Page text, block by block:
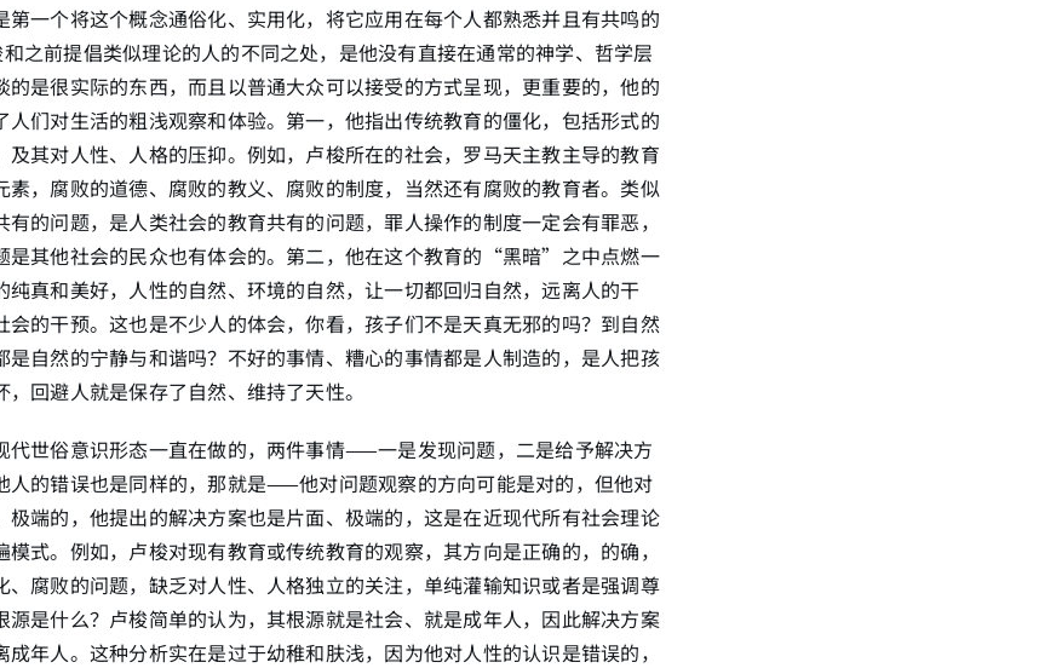
第一个将这个概念通俗化、实用化，将它应用在每个人都熟悉并且有共鸣的
之前提倡类似理论的人的不同之处，是他没有直接在通常的神学、哲学层
的是很实际的东西，而且以普通大众可以接受的方式呈现，更重要的，他的
人们对生活的粗浅观察和体验。第一，他指出传统教育的僵化，包括形式的
及其对人性、人格的压抑。例如，卢梭所在的社会，罗马天主教主导的教育
素，腐败的道德、腐败的教义、腐败的制度，当然还有腐败的教育者。类似
有的问题，是人类社会的教育共有的问题，罪人操作的制度一定会有罪恶，
是其他社会的民众也有体会的。第二，他在这个教育的“黑暗”之中点燃一
纯真和美好，人性的自然、环境的自然，让一切都回归自然，远离人的干
会的干预。这也是不少人的体会，你看，孩子们不是天真无邪的吗？到自然
是自然的宁静与和谐吗？不好的事情、糟心的事情都是人制造的，是人把孩
回避人就是保存了自然、维持了天性。
代世俗意识形态一直在做的，两件事情——一是发现问题，二是给予解决方
人的错误也是同样的，那就是——他对问题观察的方向可能是对的，但他对
极端的，他提出的解决方案也是片面、极端的，这是在近现代所有社会理论
模式。例如，卢梭对现有教育或传统教育的观察，其方向是正确的，的确，
、腐败的问题，缺乏对人性、人格独立的关注，单纯灌输知识或者是强调尊
源是什么？卢梭简单的认为，其根源就是社会、就是成年人，因此解决方案
成年人。这种分析实在是过于幼稚和肤浅，因为他对人性的认识是错误的，